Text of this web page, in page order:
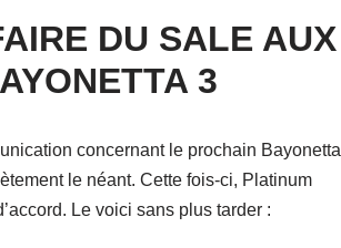
DU SALE AUX
3
concernant le prochain Bayonetta
le néant. Cette fois-ci, Platinum
Le voici sans plus tarder :